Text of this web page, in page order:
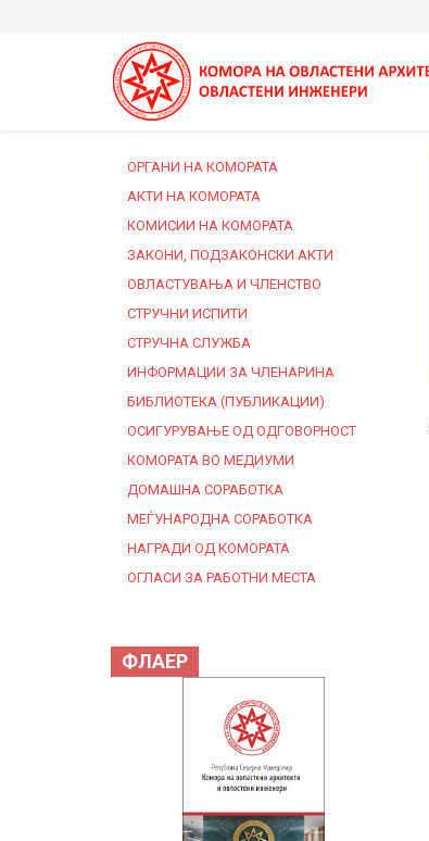
ОРГАНИ НА КОМОРАТА
АКТИ НА КОМОРАТА
КОМИСИИ НА КОМОРАТА
ЗАКОНИ, ПОДЗАКОНСКИ АКТИ
ОВЛАСТУВАЊА И ЧЛЕНСТВО
СТРУЧНИ ИСПИТИ
СТРУЧНА СЛУЖБА
ИНФОРМАЦИИ ЗА ЧЛЕНАРИНА
БИБЛИОТЕКА (ПУБЛИКАЦИИ)
ОСИГУРУВАЊЕ ОД ОДГОВОРНОСТ
КОМОРАТА ВО МЕДИУМИ
ДОМАШНА СОРАБОТКА
МЕЃУНАРОДНА СОРАБОТКА
НАГРАДИ ОД КОМОРАТА
ОГЛАСИ ЗА РАБОТНИ МЕСТА
ФЛАЕР